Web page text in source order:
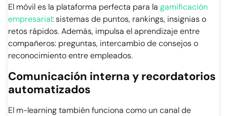
El móvil es la plataforma perfecta para la gamificación
empresarial: sistemas de puntos, rankings, insignias o
retos rápidos. Además, impulsa el aprendizaje entre
compañeros: preguntas, intercambio de consejos o
reconocimiento entre empleados.
Comunicación interna y recordatorios
automatizados
El m-learning también funciona como un canal de